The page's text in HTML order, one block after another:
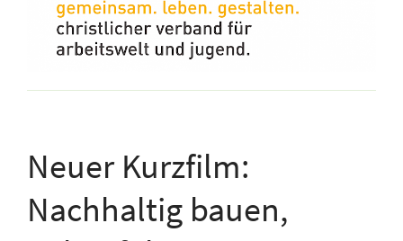
Neuer Kurzfilm:
Nachhaltig bauen,